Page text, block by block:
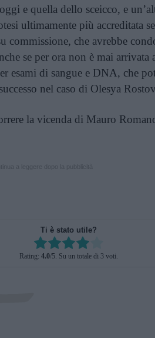
e quella dello sceicco, e
ultimamente più accreditata
commissione, che avrebbe
se per ora non è mai arrivata
esami di sangue e DNA, che
nel caso di Olesya
la vicenda di Mauro
Ti è stato utile?
Rate this item:
Rating: 4.0/5. Su un totale di 3 voti.